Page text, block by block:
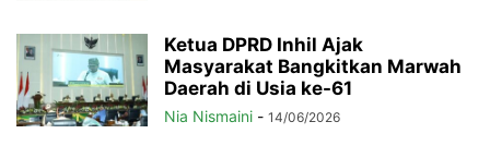
Ketua DPRD Inhil Ajak
Masyarakat Bangkitkan Marwah
Daerah di Usia ke-61
Nia Nismaini - 14/06/2026